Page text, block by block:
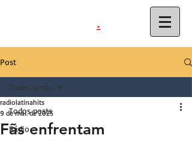
.
Post
Todos posts
Rádio
Todos posts
Fãs enfrentam
radiolatinahits
9 de mai. de 2025